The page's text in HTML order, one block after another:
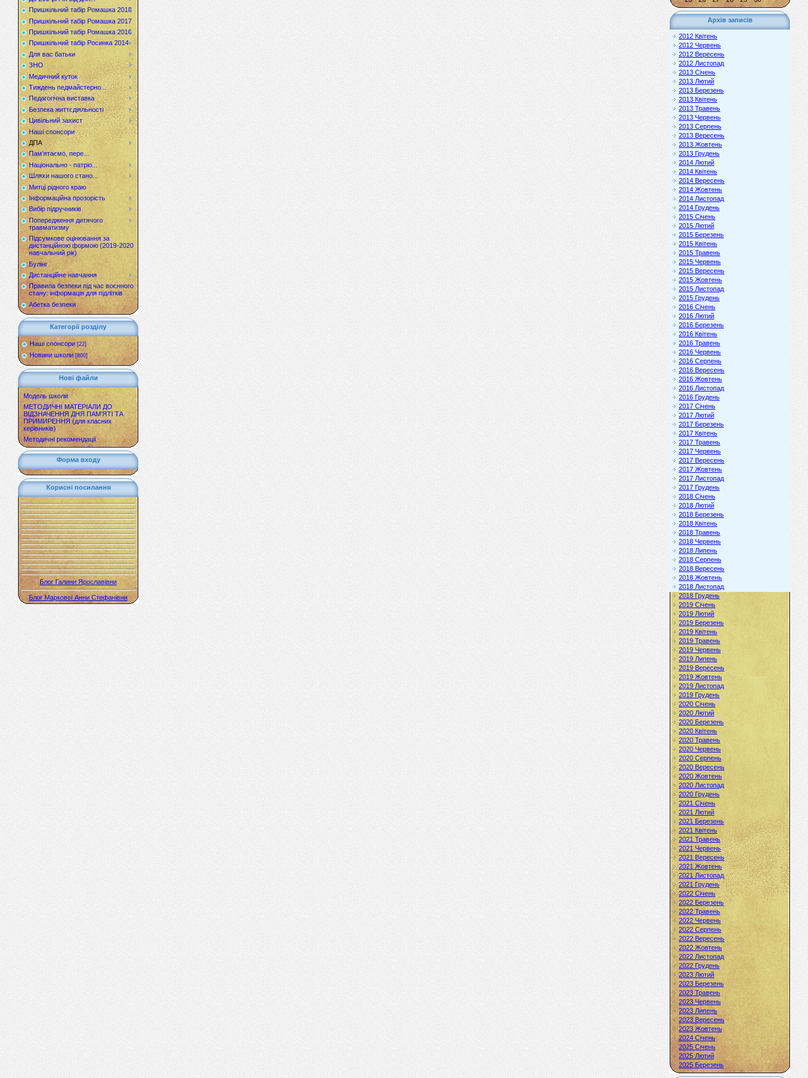
Пришкільний табір Ромашка 2018
Пришкільний табір Ромашка 2017
Пришкільний табір Ромашка 2016
Пришкільний табір Росинка 2014
Для вас батьки
ЗНО
Медичний куток
Тиждень педмайстерно...
Педагогічна виставка
Безпека життєдіяльності
Цивільний захист
Наші спонсори
ДПА
Пам'ятаємо, пере...
Національно - патріо...
Шляхи нашого стано...
Митці рідного краю
Інформаційна прозорість
Вибір підручників
Попередження дитячого
травматизму
Підсумкове оцінювання за
дистанційною формою (2019-2020
навчальний рік)
Булінг
Дистанційне навчання
Правила безпеки під час воєнного
стану: інформація для підлітків
Абетка безпеки
Категорії розділу
Наші спонсори [22]
Новини школи [800]
Нові файли
Модель школи
МЕТОДИЧНІ МАТЕРІАЛИ ДО
ВІДЗНАЧЕННЯ ДНЯ ПАМ’ЯТІ ТА
ПРИМИРЕННЯ (для класних
керівників)
Методичні рекомендації
Форма входу
Корисні посилання
Блог Галини Ярославівни
Блог Маркової Анни Стефанівни
Архів записів
2012 Квітень
2012 Червень
2012 Вересень
2012 Листопад
2013 Січень
2013 Лютий
2013 Березень
2013 Квітень
2013 Травень
2013 Червень
2013 Серпень
2013 Вересень
2013 Жовтень
2013 Грудень
2014 Лютий
2014 Квітень
2014 Вересень
2014 Жовтень
2014 Листопад
2014 Грудень
2015 Січень
2015 Лютий
2015 Березень
2015 Квітень
2015 Травень
2015 Червень
2015 Вересень
2015 Жовтень
2015 Листопад
2015 Грудень
2016 Січень
2016 Лютий
2016 Березень
2016 Квітень
2016 Травень
2016 Червень
2016 Серпень
2016 Вересень
2016 Жовтень
2016 Листопад
2016 Грудень
2017 Січень
2017 Лютий
2017 Березень
2017 Квітень
2017 Травень
2017 Червень
2017 Вересень
2017 Жовтень
2017 Листопад
2017 Грудень
2018 Січень
2018 Лютий
2018 Березень
2018 Квітень
2018 Травень
2018 Червень
2018 Липень
2018 Серпень
2018 Вересень
2018 Жовтень
2018 Листопад
2018 Грудень
2019 Січень
2019 Лютий
2019 Березень
2019 Квітень
2019 Травень
2019 Червень
2019 Липень
2019 Вересень
2019 Жовтень
2019 Листопад
2019 Грудень
2020 Січень
2020 Лютий
2020 Березень
2020 Квітень
2020 Травень
2020 Червень
2020 Серпень
2020 Вересень
2020 Жовтень
2020 Листопад
2020 Грудень
2021 Січень
2021 Лютий
2021 Березень
2021 Квітень
2021 Травень
2021 Червень
2021 Вересень
2021 Жовтень
2021 Листопад
2021 Грудень
2022 Січень
2022 Березень
2022 Травень
2022 Червень
2022 Серпень
2022 Вересень
2022 Жовтень
2022 Листопад
2022 Грудень
2023 Лютий
2023 Березень
2023 Травень
2023 Червень
2023 Липень
2023 Вересень
2023 Жовтень
2024 Січень
2025 Січень
2025 Лютий
2025 Березень